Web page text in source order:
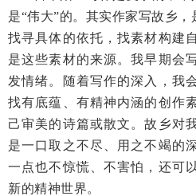
是“伟大”的。其实作家写故乡
找寻具体的依托，找素材构建
是这些素材的来源。我早期会
发情绪。随着写作的深入，我
找有底蕴、有精神内涵的创作
己审美的诗篇或散文。故乡对
是一口取之不尽、用之不竭的
一点也不惊慌、不害怕，还可
新的精神世界。